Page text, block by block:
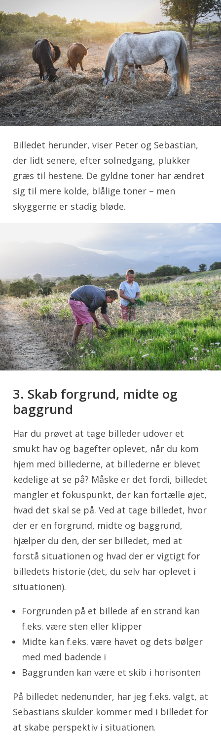
Billedet herunder, viser Peter og Sebastian,
der lidt senere, efter solnedgang, plukker
græs til hestene. De gyldne toner har ændret
sig til mere kolde, blålige toner – men
skyggerne er stadig bløde.
3. Skab forgrund, midte og
baggrund
Har du prøvet at tage billeder udover et
smukt hav og bagefter oplevet, når du kom
hjem med billederne, at billederne er blevet
kedelige at se på? Måske er det fordi, billedet
mangler et fokuspunkt, der kan fortælle øjet,
hvad det skal se på. Ved at tage billedet, hvor
der er en forgrund, midte og baggrund,
hjælper du den, der ser billedet, med at
forstå situationen og hvad der er vigtigt for
billedets historie (det, du selv har oplevet i
situationen).
Forgrunden på et billede af en strand kan
f.eks. være sten eller klipper
Midte kan f.eks. være havet og dets bølger
med med badende i
Baggrunden kan være et skib i horisonten
På billedet nedenunder, har jeg f.eks. valgt, at
Sebastians skulder kommer med i billedet for
at skabe perspektiv i situationen.